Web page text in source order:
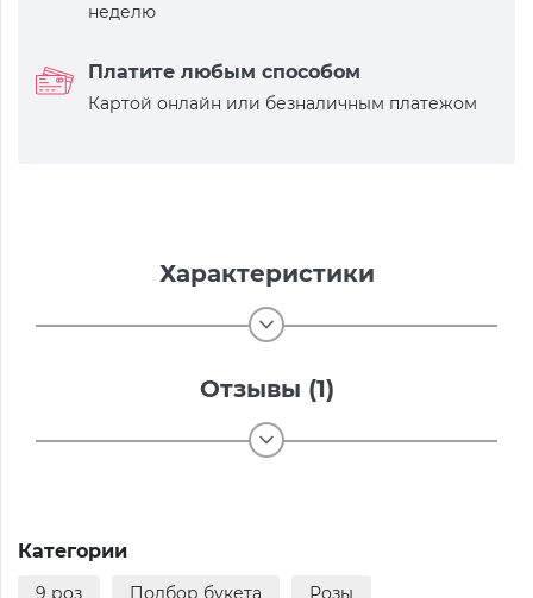
неделю
Платите любым способом
Картой онлайн или безналичным платежом
Характеристики
Отзывы (1)
Категории
9 роз Подбор букета Розы